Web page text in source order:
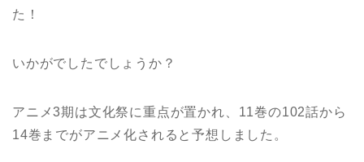
た！
いかがでしたでしょうか？
アニメ3期は文化祭に重点が置かれ、11巻の102話から
14巻までがアニメ化されると予想しました。